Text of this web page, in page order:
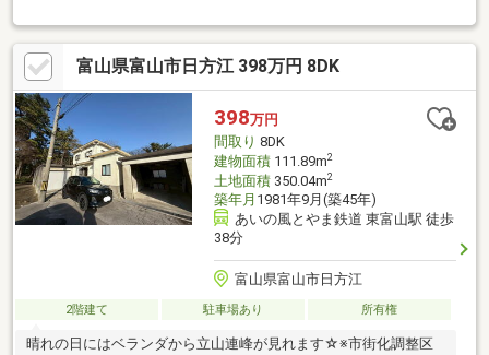
点検、設備点検●駐車場拡張、外壁塗装●システムキッチン交換、
ユニットバス交換、トイレ交換、洗面化粧台交換●間取変更、室
内ドア交換、床材上張り、シューズボックス交換、クロス張替え
●インターホン設置、火災警報器設置、LED照明器具交換【おすす
めポイント】・雨漏り、構造上主要な部分の欠陥や腐食、給排水
管の故障や漏水についてお引渡しより２年間保証・シロアリ防除
工事施工後5年間保証・新
富山県富山市日方江 398万円 8DK
398万円
間取り 8DK
建物面積111.89m2
土地面積350.04m2
築年月 1981年9月(築45年)
あいの風とやま鉄道 東富山駅 徒歩
38分
富山県富山市日方江
2階建て 駐車場あり 所有権
晴れの日にはベランダから立山連峰が見れます☆※市街化調整区